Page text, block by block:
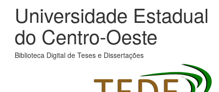
Universidade Estadual
do Centro-Oeste
Biblioteca Digital de Teses e Dissertações